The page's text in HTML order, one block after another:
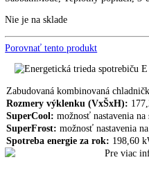
Kombinovaná chladnička
Vstavaná kombinovaná
999,00€
EasyFresh, DuoCooling,
teploty, Priečinok EasyFresh